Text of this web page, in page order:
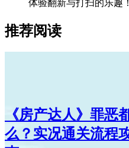
体验翻新与打扫的乐趣！
推荐阅读
《房产达人》罪恶
么？实况通关流程